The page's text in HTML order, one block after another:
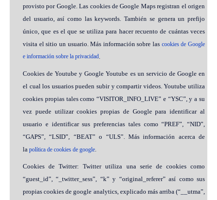
provisto por Google. Las cookies de Google Maps registran el origen
del usuario, así como las keywords. También se genera un prefijo
único, que es el que se utiliza para hacer recuento de cuántas veces
visita el sitio un usuario. Más información sobre las cookies de Google
e información sobre la privacidad.
Cookies de Youtube y Google Youtube es un servicio de Google en
el cual los usuarios pueden subir y compartir videos. Youtube utiliza
cookies propias tales como “VISITOR_INFO_LIVE” e “YSC”, y a su
vez puede utilizar cookies propias de Google para identificar al
usuario e identificar sus preferencias tales como “PREF”, “NID”,
“GAPS”, “LSID”, “BEAT” o “ULS”. Más información acerca de
la política de cookies de google.
Cookies de Twitter: Twitter utiliza una serie de cookies como
“guest_id”, “_twitter_sess”, “k” y “original_referer” así como sus
propias cookies de google analytics, explicado más arriba (“__utma”,